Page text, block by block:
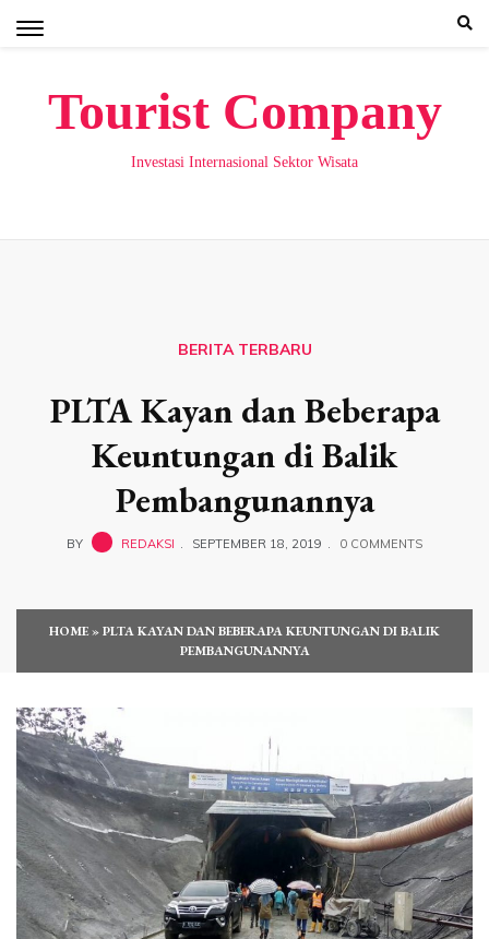
Tourist Company
Investasi Internasional Sektor Wisata
BERITA TERBARU
PLTA Kayan dan Beberapa
Keuntungan di Balik
Pembangunannya
BY REDAKSI SEPTEMBER 18, 2019 0 COMMENTS
HOME»PLTA KAYAN DAN BEBERAPA KEUNTUNGAN DI BALIK
PEMBANGUNANNYA